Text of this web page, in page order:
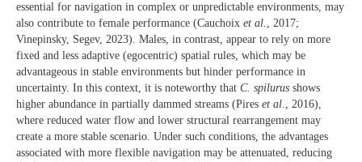
essential for navigation in complex or unpredictable environments, may
also contribute to female performance (Cauchoix et al. , 2017;
Vinepinsky, Segev, 2023). Males, in contrast, appear to rely on more
fixed and less adaptive (egocentric) spatial rules, which may be
advantageous in stable environments but hinder performance in
uncertainty. In this context, it is noteworthy that C. spilurus shows
higher abundance in partially dammed streams (Pires et al. , 2016),
where reduced water flow and lower structural rearrangement may
create a more stable scenario. Under such conditions, the advantages
associated with more flexible navigation may be attenuated, reducing